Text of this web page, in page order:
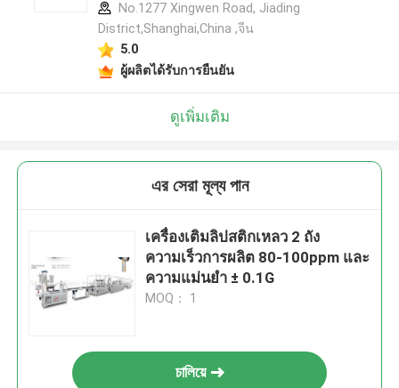
No.1277 Xingwen Road, Jiading
District,Shanghai,China ,จีน
5.0
ผู้ผลิตได้รับการยืนยัน
ดูเพิ่มเติม
এর সেরা মূল্য পান
เครื่องเติมลิปสติกเหลว 2 ถัง
ความเร็วการผลิต 80-100ppm และ
ความแม่นยํา ± 0.1G
MOQ： 1
চালিয়ে